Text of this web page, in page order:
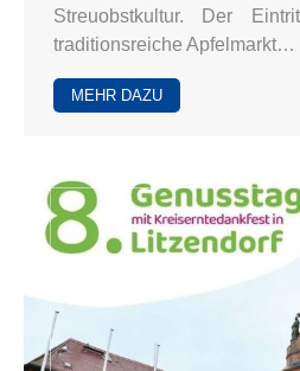
Streuobstkultur. Der
traditionsreiche Apfelmarkt…
MEHR DAZU